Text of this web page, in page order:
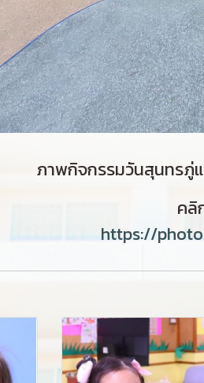
ภาพกิจกรรมวันสุนทรภู่
คลิ
https://